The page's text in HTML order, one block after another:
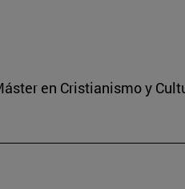
en Cristianismo y